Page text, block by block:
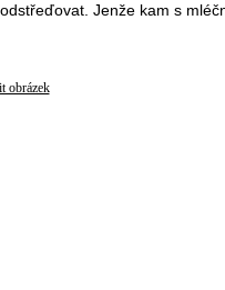
Jenže kam s
obrázek